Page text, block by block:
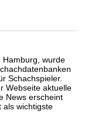
Hamburg, wurde
Schachspieler.
Webseite aktuelle
News erscheint
als wichtigste